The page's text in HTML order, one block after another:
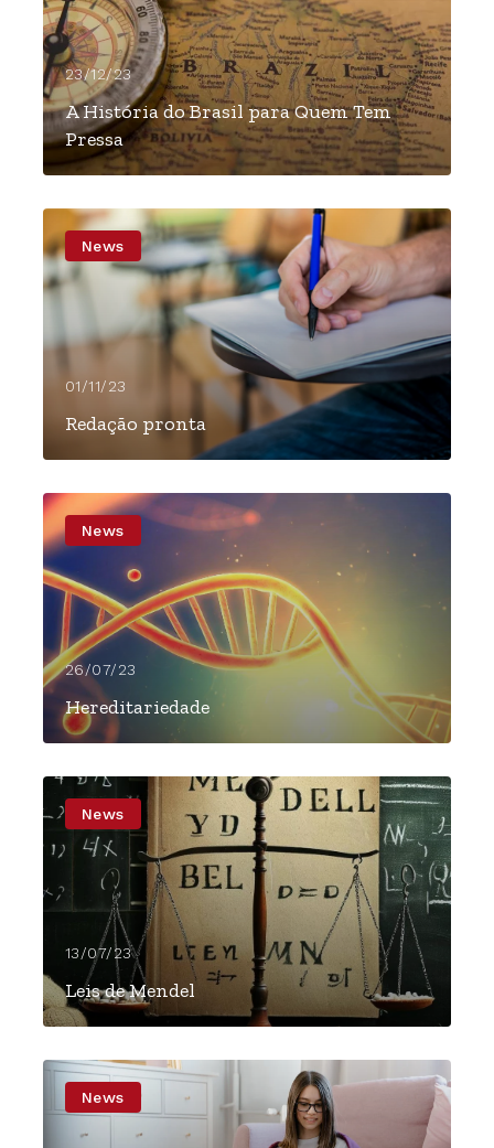
23/12/23
A História do Brasil para Quem Tem
Pressa
News
01/11/23
Redação pronta
News
26/07/23
Hereditariedade
News
13/07/23
Leis de Mendel
News